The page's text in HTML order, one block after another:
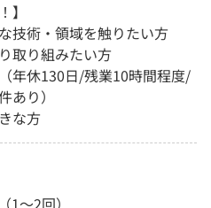
】
技術・領域を触りたい方
取り組みたい方
年休130日/残業10時間程度/
あり）
な方